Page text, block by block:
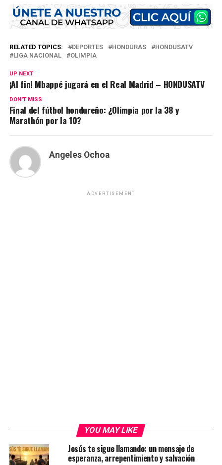
RELATED TOPICS: DEPORTES HONDURAS
HONDUSATV
LIGA NACIONAL
OLIMPIA
UP NEXT
¡Al fin! Mbappé jugará en el Real Madrid – HONDUSATV
DON'T MISS
Final del fútbol hondureño: ¿Olimpia por la 38 y
Marathón por la 10?
Angeles Ochoa
ADVERTISEMENT
YOU MAY LIKE
Jesús te sigue llamando: un mensaje de
esperanza, arrepentimiento y salvación